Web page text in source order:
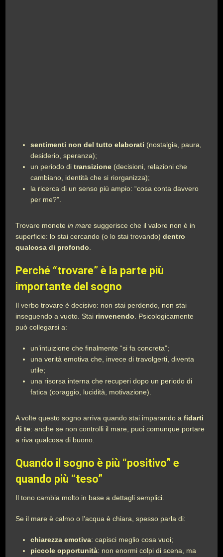
sentimenti non del tutto elaborati (nostalgia, paura,
desiderio, speranza);
un periodo ditransizione (decisioni, relazioni che
cambiano, identità che si riorganizza);
la ricerca di un senso più ampio: “cosa conta davvero
per me?”.
Trovare monetein mare suggerisce che il valore non è in
superficie: lo stai cercando (o lo stai trovando)dentro
qualcosa di profondo
Perché “trovare” è la parte più
importante del sogno
Il verbo trovare è decisivo: non stai perdendo, non stai
inseguendo a vuoto. Stai rinvenendo . Psicologicamente
può collegarsi a:
un’intuizione che finalmente “si fa concreta”;
una verità emotiva che, invece di travolgerti, diventa
utile;
una risorsa interna che recuperi dopo un periodo di
fatica (coraggio, lucidità, motivazione).
A volte questo sogno arriva quando stai imparando afidarti
di te: anche se non controlli il mare, puoi comunque portare
a riva qualcosa di buono.
Quando il sogno è più “positivo” e
quando più “teso”
Il tono cambia molto in base a dettagli semplici.
Se il mare è calmo o l’acqua è chiara, spesso parla di:
chiarezza emotiva: capisci meglio cosa vuoi;
piccole opportunità: non enormi colpi di scena, ma